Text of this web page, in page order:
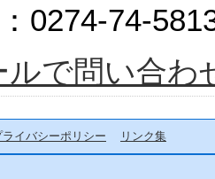
0274-74-
ルで問い合わ
ライバシーポリシー リンク集